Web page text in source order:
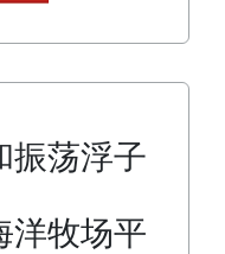
振荡浮子
洋牧场平